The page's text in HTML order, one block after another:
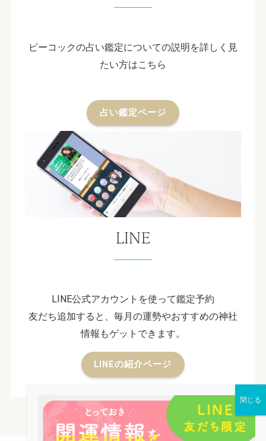
ピーコックの占い鑑定についての説明を詳しく見
たい方はこちら
占い鑑定ページ
LINE
LINE公式アカウントを使って鑑定予約
友だち追加すると、毎月の運勢やおすすめの神社
情報もゲットできます。
LINEの紹介ページ